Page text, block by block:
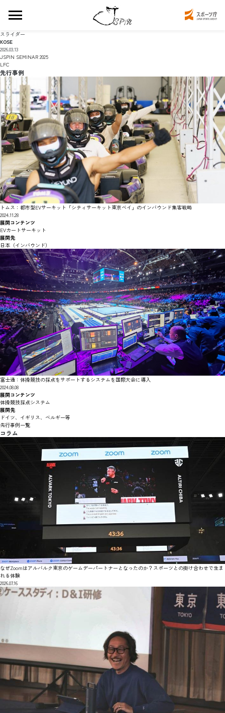
スライダー
KOSE
2026.03.13
JSPIN SEMINAR 2025
LFC
先行事例
トムス：都市型EVサーキット「シティサーキット東京ベイ」のインバウンド集客戦略
2024.11.28
展開コンテンツ
EVカートサーキット
展開先
日本（インバウンド）
富士通：体操競技の採点をサポートするシステムを国際大会に導入
2024.08.08
展開コンテンツ
体操競技採点システム
展開先
ドイツ、イギリス、ベルギー等
先行事例一覧
コラム
なぜZoomはアルバルク東京のゲームデーパートナーとなったのか？スポーツとの掛け合わせで生ま
れる体験
2026.07.16